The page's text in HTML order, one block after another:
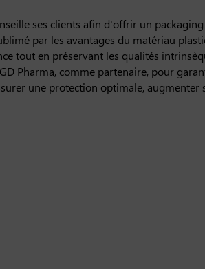
ses clients afin d'offrir un
par les avantages du matériau
tout en préservant les qualités
Pharma, comme partenaire, pour
une protection optimale, augmenter